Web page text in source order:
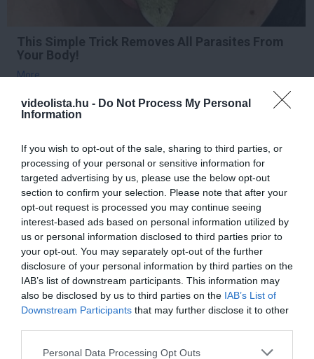
videolista.hu - Do Not Process My Personal
Information
If you wish to opt-out of the sale, sharing to third parties, or
processing of your personal or sensitive information for
targeted advertising by us, please use the below opt-out
section to confirm your selection. Please note that after your
opt-out request is processed you may continue seeing
interest-based ads based on personal information utilized by
us or personal information disclosed to third parties prior to
your opt-out. You may separately opt-out of the further
disclosure of your personal information by third parties on the
IAB’s list of downstream participants. This information may
also be disclosed by us to third parties on the IAB’s List of
Downstream Participants that may further disclose it to other
Please note that this website/app uses one or more Google
Personal Data Processing Opt Outs
This Simple Trick Removes All Parasites From
Your Body!
More
283 184 241
7 h 50 min